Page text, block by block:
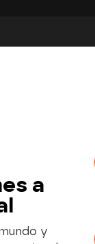
a
y